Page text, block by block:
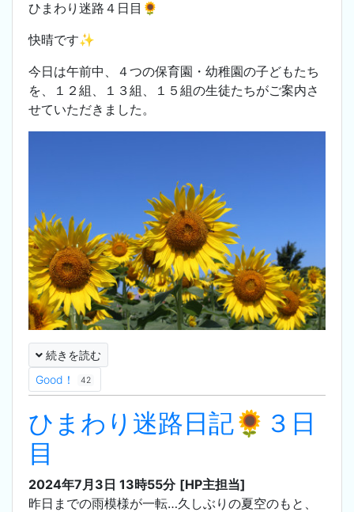
ひまわり迷路４日目🌻
快晴です✨
今日は午前中、４つの保育園・幼稚園の子どもたち
を、１２組、１３組、１５組の生徒たちがご案内さ
せていただきました。
続きを読む
Good！
42
ひまわり迷路日記🌻３日
目
2024年7月3日 13時55分 [HP主担当]
昨日までの雨模様が一転…久しぶりの夏空のもと、